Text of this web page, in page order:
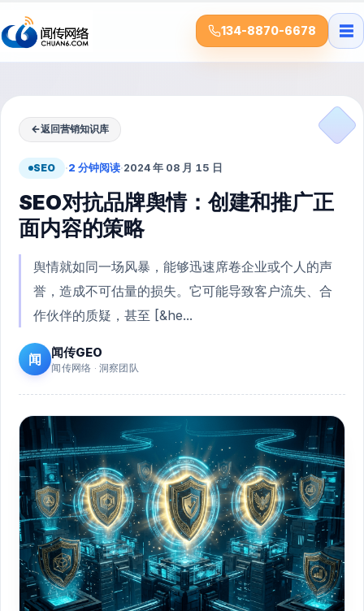
134-8870-6678 ☰
←返回营销知识库
SEO ·2 分钟阅读·2024 年 08 月 15 日
SEO对抗品牌舆情：创建和推广正
面内容的策略
舆情就如同一场风暴，能够迅速席卷企业或个人的声
誉，造成不可估量的损失。它可能导致客户流失、合
作伙伴的质疑，甚至 [&he...
闻 闻传GEO
闻传网络 · 洞察团队